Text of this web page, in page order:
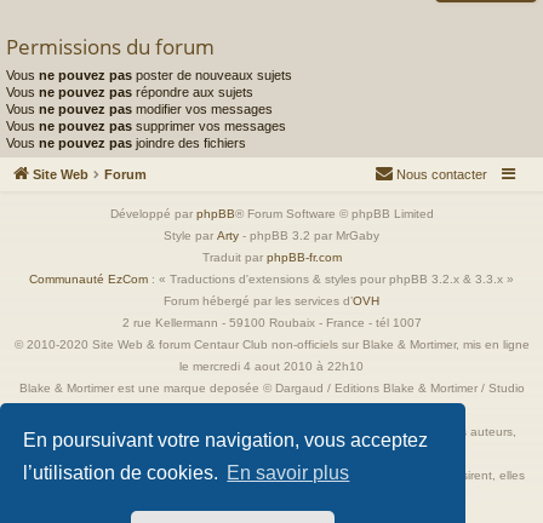
En poursuivant votre navigation, vous acceptez
l’utilisation de cookies. En savoir plus
Permissions du forum
Vous ne pouvez pas poster de nouveaux sujets
Vous ne pouvez pas répondre aux sujets
Vous ne pouvez pas modifier vos messages
Vous ne pouvez pas supprimer vos messages
Vous ne pouvez pas joindre des fichiers
Site Web Forum Nous contacter
Développé par phpBB® Forum Software © phpBB Limited
Style par Arty - phpBB 3.2 par MrGaby
Traduit par phpBB-fr.com
Communauté EzCom : « Traductions d'extensions & styles pour phpBB 3.2.x & 3.3.x »
Forum hébergé par les services d’OVH
2 rue Kellermann - 59100 Roubaix - France - tél 1007
© 2010-2020 Site Web & forum Centaur Club non-officiels sur Blake & Mortimer, mis en ligne
le mercredi 4 aout 2010 à 22h10
Blake & Mortimer est une marque deposée © Dargaud / Editions Blake & Mortimer / Studio
Toutes les images incluses dans ces pages sont la propriété exclusive de leurs auteurs,
ayant droits et/ou éditeurs.
Elles ne sont ici qu'à titre de référence ou d'illustration. Si les propriétaires le désirent, elles